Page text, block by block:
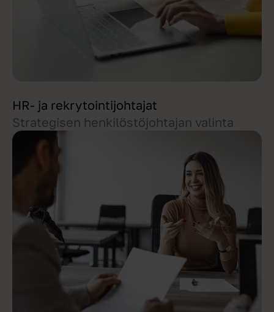
HR- ja rekrytointijohtajat
Strategisen henkilöstöjohtajan valinta